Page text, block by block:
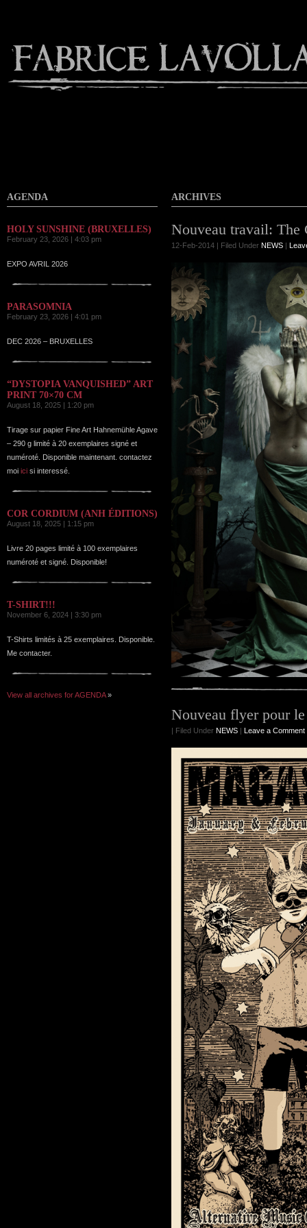
Contact
AGENDA
HOLY SUNSHINE (BRUXELLES)
February 23, 2026 | 4:03 pm
EXPO AVRIL 2026
PARASOMNIA
February 23, 2026 | 4:01 pm
DEC 2026 – BRUXELLES
“DYSTOPIA VANQUISHED” ART
PRINT 70×70 CM
August 18, 2025 | 1:20 pm
Tirage sur papier Fine Art Hahnemühle Agave
– 290 g limité à 20 exemplaires signé et
numéroté. Disponible maintenant. contactez
moi ici si interessé.
COR CORDIUM (ANH ÉDITIONS)
August 18, 2025 | 1:15 pm
Livre 20 pages limité à 100 exemplaires
numéroté et signé. Disponible!
T-SHIRT!!!
November 6, 2024 | 3:30 pm
T-Shirts limités à 25 exemplaires. Disponible.
Me contacter.
View all archives for AGENDA»
ARCHIVES
Nouveau travail: The
12-Feb-2014 | Filed Under NEWS |
Nouveau flyer pour
| Filed Under NEWS | Leave a Comment